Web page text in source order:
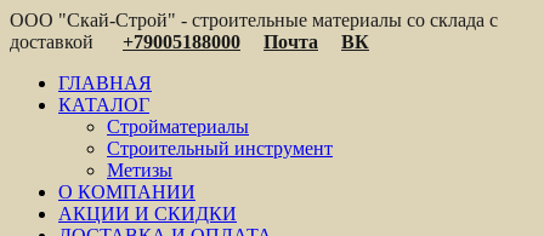
ООО "Скай-Строй" - строительные материалы со склада с
доставкой
+79005188000 Почта
ВК
ГЛАВНАЯ
КАТАЛОГ
Стройматериалы
Строительный инструмент
Метизы
О КОМПАНИИ
АКЦИИ И СКИДКИ